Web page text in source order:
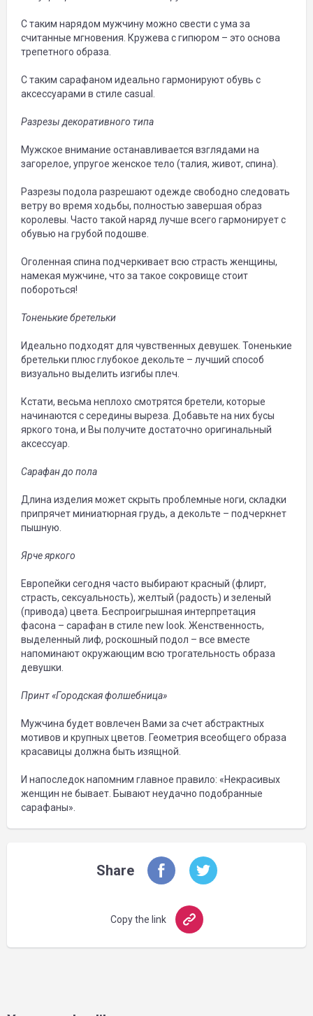
С таким нарядом мужчину можно свести с ума за
считанные мгновения. Кружева с гипюром – это основа
трепетного образа.
С таким сарафаном идеально гармонируют обувь с
аксессуарами в стиле casual.
Разрезы декоративного типа
Мужское внимание останавливается взглядами на
загорелое, упругое женское тело (талия, живот, спина).
Разрезы подола разрешают одежде свободно следовать
ветру во время ходьбы, полностью завершая образ
королевы. Часто такой наряд лучше всего гармонирует с
обувью на грубой подошве.
Оголенная спина подчеркивает всю страсть женщины,
намекая мужчине, что за такое сокровище стоит
побороться!
Тоненькие бретельки
Идеально подходят для чувственных девушек. Тоненькие
бретельки плюс глубокое декольте – лучший способ
визуально выделить изгибы плеч.
Кстати, весьма неплохо смотрятся бретели, которые
начинаются с середины выреза. Добавьте на них бусы
яркого тона, и Вы получите достаточно оригинальный
аксессуар.
Сарафан до пола
Длина изделия может скрыть проблемные ноги, складки
припрячет миниатюрная грудь, а декольте – подчеркнет
пышную.
Ярче яркого
Европейки сегодня часто выбирают красный (флирт,
страсть, сексуальность), желтый (радость) и зеленый
(привода) цвета. Беспроигрышная интерпретация
фасона – сарафан в стиле new look. Женственность,
выделенный лиф, роскошный подол – все вместе
напоминают окружающим всю трогательность образа
девушки.
Принт «Городская фолшебница»
Мужчина будет вовлечен Вами за счет абстрактных
мотивов и крупных цветов. Геометрия всеобщего образа
красавицы должна быть изящной.
И напоследок напомним главное правило: «Некрасивых
женщин не бывает. Бывают неудачно подобранные
сарафаны».
Share
Copy the link